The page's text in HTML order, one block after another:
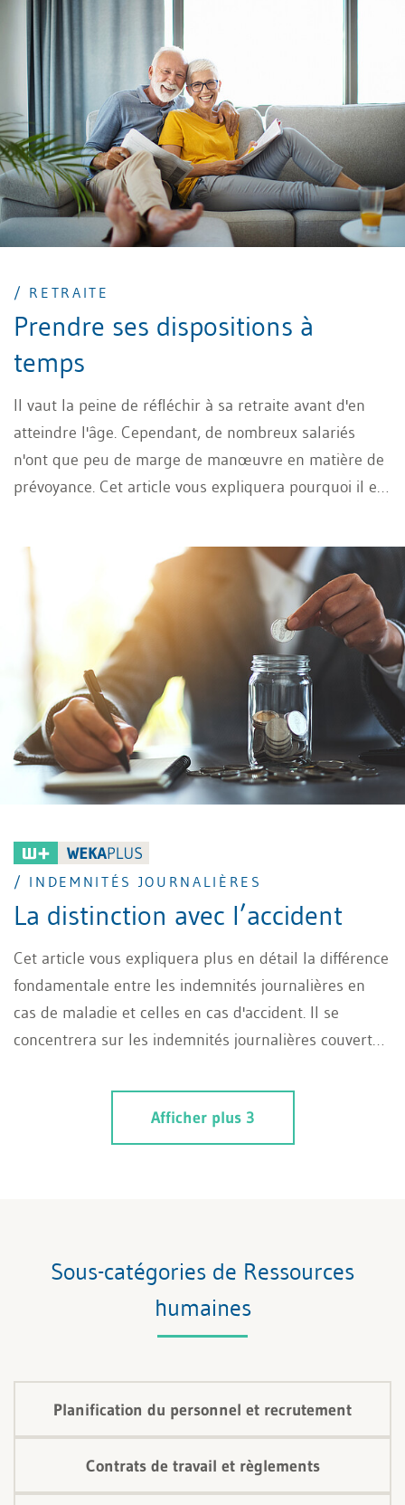
/ RETRAITE
Prendre ses dispositions à
temps
Il vaut la peine de réfléchir à sa retraite avant d'en
atteindre l'âge. Cependant, de nombreux salariés
n'ont que peu de marge de manœuvre en matière de
prévoyance. Cet article vous expliquera pourquoi il est
/ INDEMNITÉS JOURNALIÈRES
La distinction avec l’accident
Cet article vous expliquera plus en détail la différence
fondamentale entre les indemnités journalières en
cas de maladie et celles en cas d'accident. Il se
concentrera sur les indemnités journalières couvertes
Afficher plus 3
Sous-catégories de Ressources
humaines
Planification du personnel et recrutement
Contrats de travail et règlements